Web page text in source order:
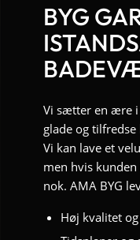
BYG
Vi sætter en ære i
glade og
Vi kan lave et
men hvis
nok. AMA BYG
Høj kvalitet